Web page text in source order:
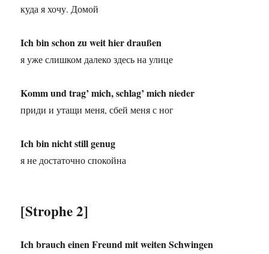
куда я хочу. Домой
Ich bin schon zu weit hier draußen
я уже слишком далеко здесь на улице
Komm und trag’ mich, schlag’ mich nieder
приди и утащи меня, сбей меня с ног
Ich bin nicht still genug
я не достаточно спокойна
[Strophe 2]
Ich brauch einen Freund mit weiten Schwingen